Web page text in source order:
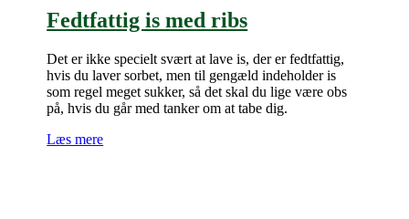
Fedtfattig is med ribs
Det er ikke specielt svært at lave is, der er fedtfattig,
hvis du laver sorbet, men til gengæld indeholder is
som regel meget sukker, så det skal du lige være obs
på, hvis du går med tanker om at tabe dig.
Læs mere